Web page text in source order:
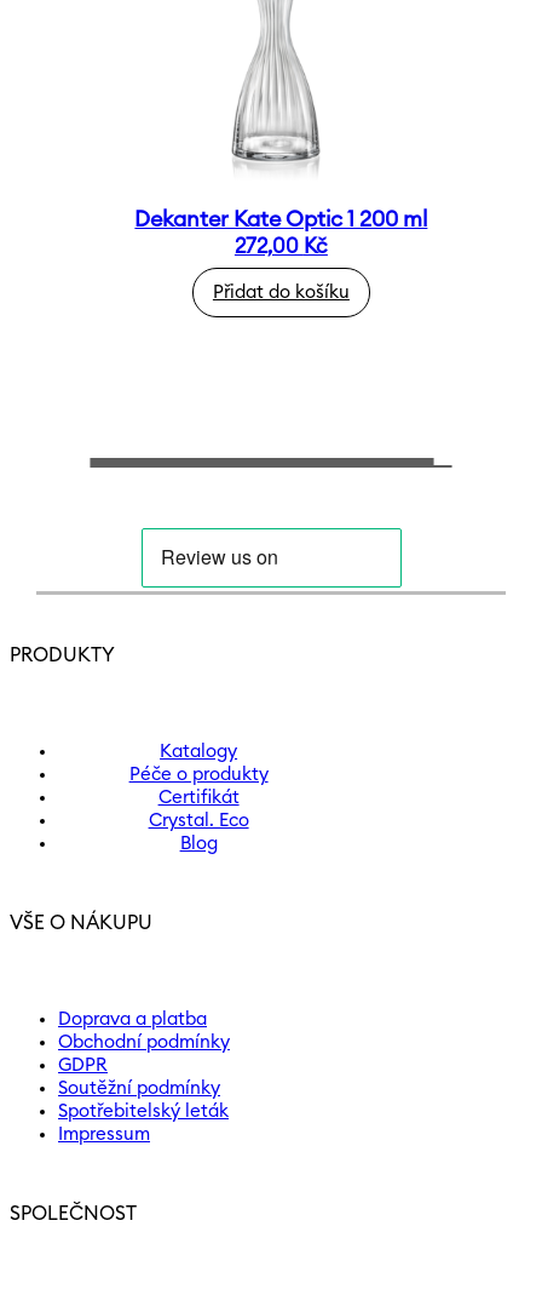
Dekanter Kate Optic 1 200 ml
272,00 Kč
Přidat do košíku
PRODUKTY
Katalogy
Péče o produkty
Certifikát
Crystal. Eco
Blog
VŠE O NÁKUPU
Doprava a platba
Obchodní podmínky
GDPR
Soutěžní podmínky
Spotřebitelský leták
Impressum
SPOLEČNOST